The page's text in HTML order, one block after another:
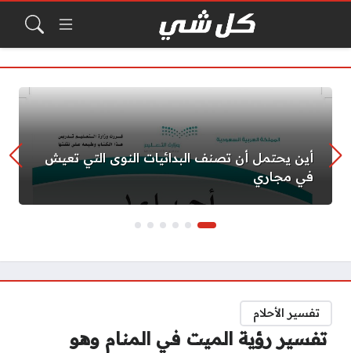
أين يحتمل أن تصنف البدائيات النوى التي تعيش
في مجاري
تفسير الأحلام
تفسير رؤية الميت في المنام وهو